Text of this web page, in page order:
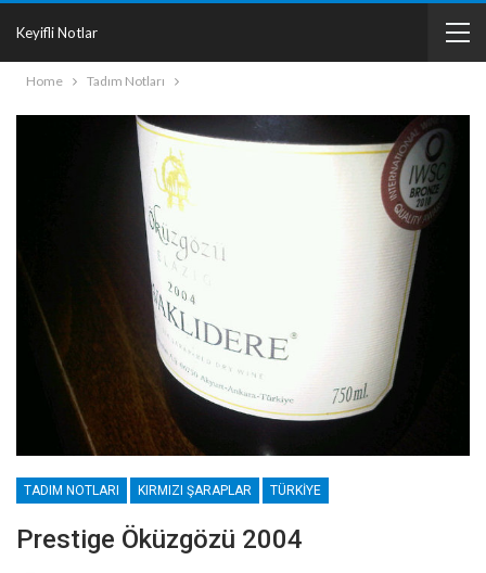
Keyifli Notlar
Home Tadım Notları
TADIM NOTLARI KIRMIZI ŞARAPLAR TÜRKIYE
Prestige Öküzgözü 2004